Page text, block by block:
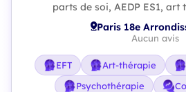
parts de soi, AEDP ES1, art
Paris 18e
Aucun avis
EFT Art-thérapie
Psychothérapie